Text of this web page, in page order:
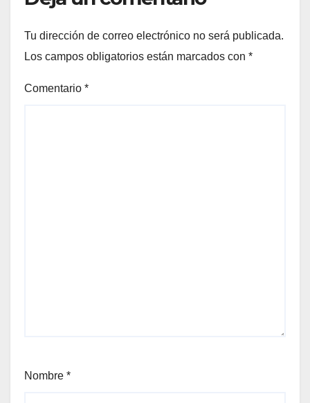
Tu dirección de correo electrónico no será publicada.
Los campos obligatorios están marcados con *
Comentario *
Nombre *